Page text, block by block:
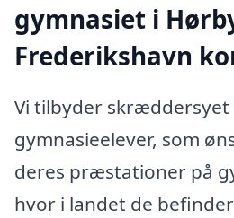
gymnasiet i
Frederikshavn
Vi tilbyder
gymnasieelever, som
deres præstationer på
hvor i landet de